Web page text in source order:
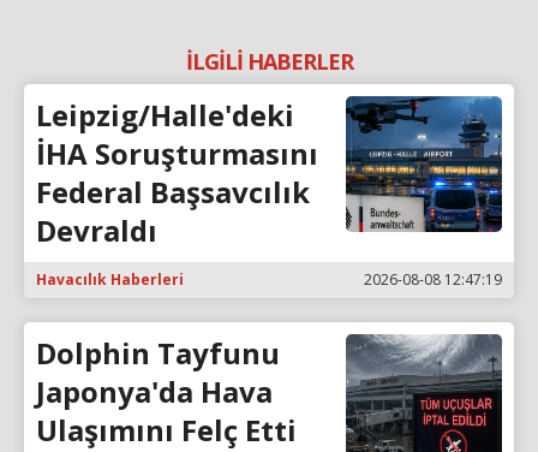
İLGİLİ HABERLER
Leipzig/Halle'deki
İHA Soruşturmasını
Federal Başsavcılık
Devraldı
Havacılık Haberleri 2026-08-08 12:47:19
Dolphin Tayfunu
Japonya'da Hava
Ulaşımını Felç Etti